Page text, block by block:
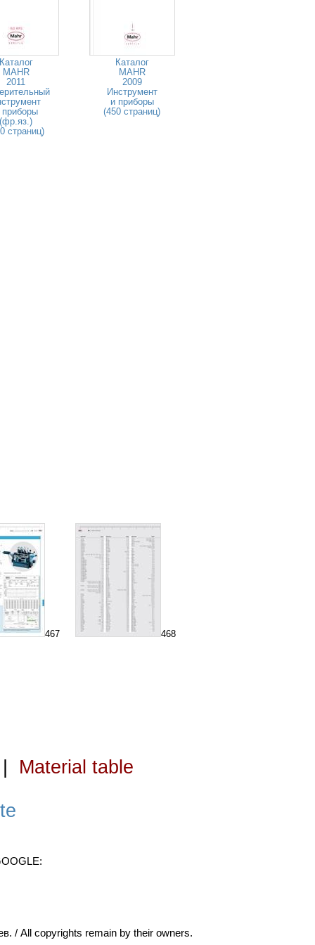
MAHR
2011
приборы
(фр.яз.)
страниц)
Каталог
MAHR
2009
Инструмент
и приборы
(450 страниц)
467 468
Material table
/ All copyrights remain by their owners.